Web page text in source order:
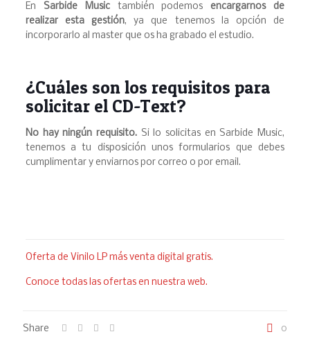
En Sarbide Musictambién podemos encargarnos de
realizar esta gestión, ya que tenemos la opción de
incorporarlo al master que os ha grabado el estudio.
¿Cuáles son los requisitos para
solicitar el CD-Text?
No hay ningún requisito.Si lo solicitas en Sarbide Music,
tenemos a tu disposición unos formularios que debes
cumplimentar y enviarnos por correo o por email.
Oferta de Vinilo LP más venta digital gratis.
Conoce todas las ofertas en nuestra web.
Share 0